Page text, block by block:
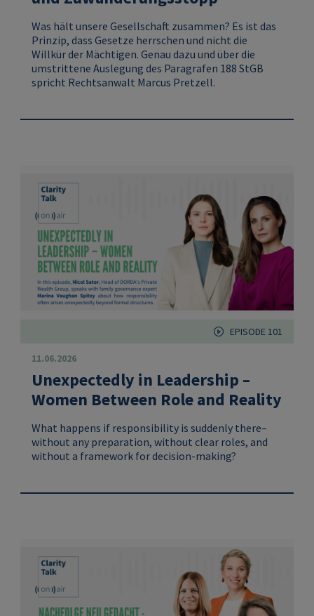
Was hält unsere Gesellschaft zusammen? Es ist das
Prinzip, dass Gesetze herrschen und nicht die
Willkür der Mächtigen. Genau dazu und über die
umstrittene Auslegung des Paragrafen 188 StGB
spricht Rechtsanwalt Marcus Pretzell.
EPISODE 101
11.06.2026
Unexpectedly in Leadership –
Women Between Role and Reality
What happens if responsibility is suddenly there–
without any preparation, without clear roles, and
without a framework for decision-making?